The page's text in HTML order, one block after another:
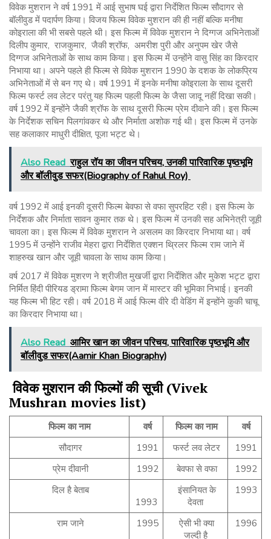
विवेक मुशरान ने वर्ष 1991 में आई सुभाष घई द्वारा निर्देशित फिल्म सौदागर से
बॉलीवुड में पदार्पण किया। विजय फिल्म विवेक मुशरान की ही नहीं बल्कि मनीषा
कोइराला की भी सबसे पहले थी। इस फिल्म में विवेक मुशरान ने दिग्गज अभिनेताओं
दिलीप कुमार, राजकुमार, जैकी श्रॉफ, अमरीश पुरी और अनुपम खेर जैसे
दिग्गज अभिनेताओं के साथ काम किया। इस फिल्म में उन्होंने वासु सिंह का किरदार
निभाया था। अपने पहले ही फिल्म से विवेक मुशरान 1990 के दशक के लोकप्रिय
अभिनेताओं में से बन गए थे। वर्ष 1991 में इनके मनीषा कोइराला के साथ दूसरी
फिल्म फर्स्ट लव लेटर परंतु यह फिल्म पहली फिल्म के जैसा जादू नहीं दिखा सकी।
वर्ष 1992 में इन्होंने जैकी श्रॉफ के साथ दूसरी फिल्म प्रेम दीवाने की। इस फिल्म
के निर्देशक सचिन पिलगांवकर थे और निर्माता अशोक गई थी। इस फिल्म में उनके
सह कलाकार माधुरी दीक्षित, पूजा भट्ट थे।
Also Read राहुल रॉय का जीवन परिचय, उनकी पारिवारिक पृष्ठभूमि
और बॉलीवुड सफर(Biography of Rahul Roy)
वर्ष 1992 में आई इनकी दूसरी फिल्म बेवफा से वफा सुपरहिट रही। इस फिल्म के
निर्देशक और निर्माता सावन कुमार तक थे। इस फिल्म में उनकी सह अभिनेत्री जूही
चावला का। इस फिल्म में विवेक मुशरान ने असलम का किरदार निभाया था। वर्ष
1995 में उन्होंने राजीव मेहरा द्वारा निर्देशित एक्शन थ्रिलर फिल्म राम जाने में
शाहरुख खान और जूही चावला के साथ काम किया।
वर्ष 2017 में विवेक मुशरण ने श्रीजीत मुखर्जी द्वारा निर्देशित और मुकेश भट्ट द्वारा
निर्मित हिंदी पीरियड ड्रामा फिल्म बेगम जान में मास्टर की भूमिका निभाई। इनकी
यह फिल्म भी हिट रही। वर्ष 2018 में आई फिल्म वीरे दी वेडिंग में इन्होंने कुकी चाचू
का किरदार निभाया था।
Also Read आमिर खान का जीवन परिचय, पारिवारिक पृष्ठभूमि और
बॉलीवुड सफर(Aamir Khan Biography)
विवेक मुशरान की फिल्मों की सूची(Vivek
Mushran movies list)
फिल्म का नाम वर्ष फिल्म का नाम
वर्ष
सौदागर
1991 फर्स्ट लव लेटर
1991
प्रेम दीवानी
1992 बेवफा से वफा
1992
दिल है बेताब
1993
इंसानियत के
देवता
1993
राम जाने 1995
ऐसी भी क्या
जल्दी है
1996